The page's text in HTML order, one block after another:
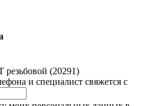
(20291)
и специалист свяжется с